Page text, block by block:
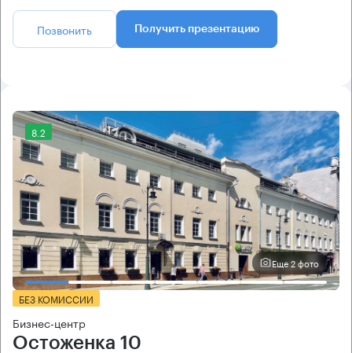
Позвонить Получить презентацию
8.2
Еще 2 фото
БЕЗ КОМИССИИ
Бизнес-центр
Остоженка 10